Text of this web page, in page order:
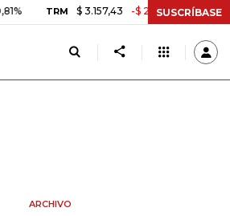
TRM $ 3.157,43 -$ 21,97 -0,69% MSCI
SUSCRÍBASE
ARCHIVO